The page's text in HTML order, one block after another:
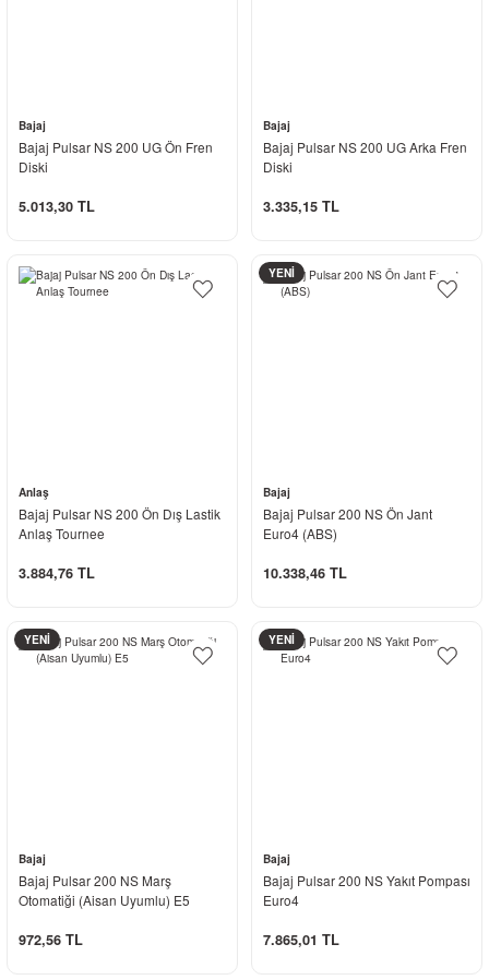
Bajaj
Bajaj Pulsar NS 200 UG Ön Fren
Diski
5.013,30 TL
Bajaj
Bajaj Pulsar NS 200 UG Arka Fren
Diski
3.335,15 TL
Anlaş
Bajaj Pulsar NS 200 Ön Dış Lastik
Anlaş Tournee
3.884,76 TL
YENİ
Bajaj
Bajaj Pulsar 200 NS Ön Jant
Euro4 (ABS)
10.338,46 TL
YENİ
Bajaj
Bajaj Pulsar 200 NS Marş
Otomatiği (Aisan Uyumlu) E5
972,56 TL
YENİ
Bajaj
Bajaj Pulsar 200 NS Yakıt Pompası
Euro4
7.865,01 TL